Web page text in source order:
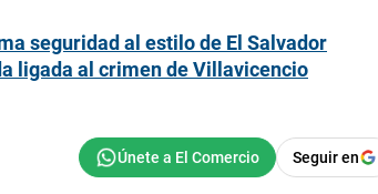
seguridad al estilo de El Salvador
ligada al crimen de Villavicencio
Seguir en